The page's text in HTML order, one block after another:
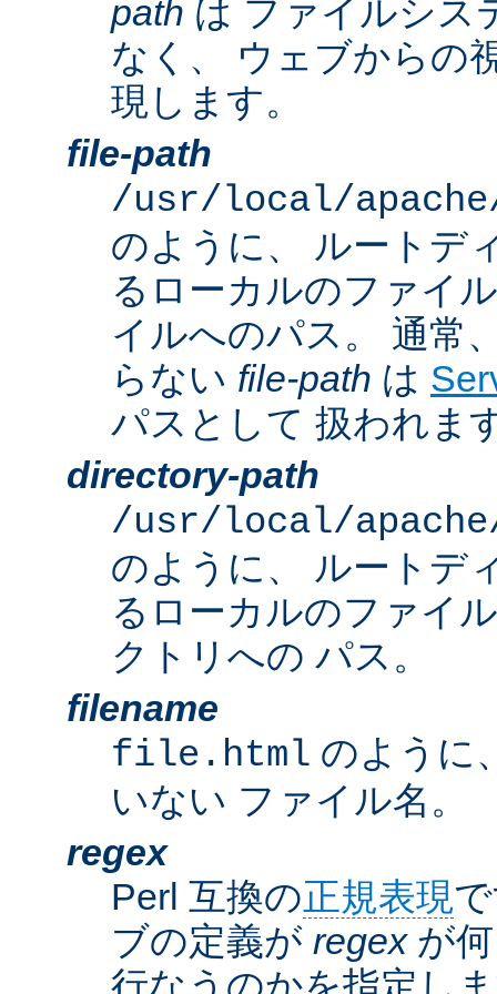
path は ファイルシス
なく、 ウェブからの
現します。
file-path
/usr/local/
のように、 ルートデ
るローカルのファイ
イルへのパス。 通常
らない file-path は
パスとして 扱われま
directory-path
/usr/local/
のように、 ルートデ
るローカルのファイ
クトリへの パス。
filename
file.html のように
いない ファイル名。
regex
Perl 互換の正規表現
ブの定義が regexが何
行なうのかを指定し